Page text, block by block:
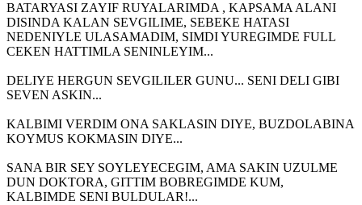
BATARYASI ZAYIF RUYALARIMDA , KAPSAMA ALANI
DISINDA KALAN SEVGILIME, SEBEKE HATASI
NEDENIYLE ULASAMADIM, SIMDI YUREGIMDE FULL
CEKEN HATTIMLA SENINLEYIM...
DELIYE HERGUN SEVGILILER GUNU... SENI DELI GIBI
SEVEN ASKIN...
KALBIMI VERDIM ONA SAKLASIN DIYE, BUZDOLABINA
KOYMUS KOKMASIN DIYE...
SANA BIR SEY SOYLEYECEGIM, AMA SAKIN UZULME
DUN DOKTORA, GITTIM BOBREGIMDE KUM,
KALBIMDE SENI BULDULAR!...